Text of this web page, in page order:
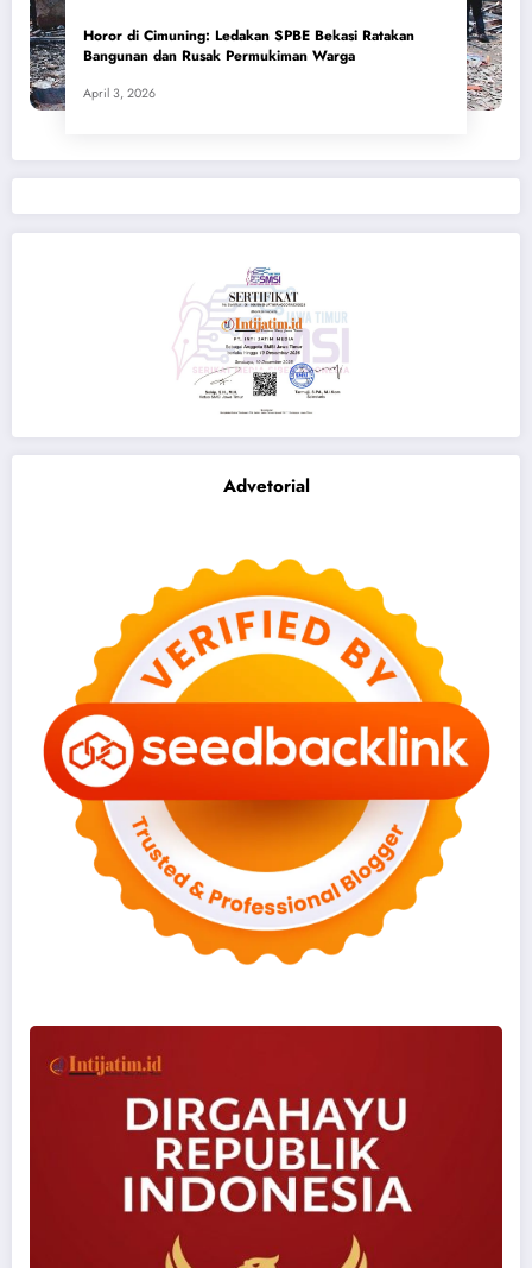
Horor di Cimuning: Ledakan SPBE Bekasi Ratakan
Bangunan dan Rusak Permukiman Warga
April 3, 2026
Advetorial